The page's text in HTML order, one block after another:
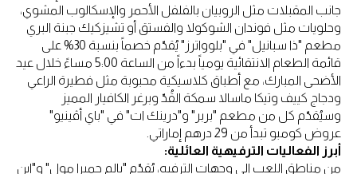
جانب المقبلات مثل الروبيان بالفلفل الأحمر والإسكالوب المشوي،
وحلويات مثل فوندان الشوكولا والفستق أو تشيزكيك جبنة البري
مطعم "ذا سبانيل" في "بلوواترز" يُقدّم خصماً بنسبة 30% على
قائمة الطعام الانتقائية يومياً بدءاً من الساعة 5:00 مساءً خلال عيد
الأضحى المبارك، مع أطباق كلاسيكية محبوبة مثل فطيرة الراعي
ودجاج كييف وتيكا ماسالا سمكة القُدّ وبرغر الكافيار المميز
وسيُقدّم كل من مطعم "بربر" و"درينك ات" في "باي أڤينيو"
عروض كومبو تبدأ من 29 درهم إماراتي.
أبرز الفعاليات الترفيهية العائلية:
من مناطق اللعب إلى وجهات الترفيه، يُقدّم "بالم جميرا مول" و"ابن